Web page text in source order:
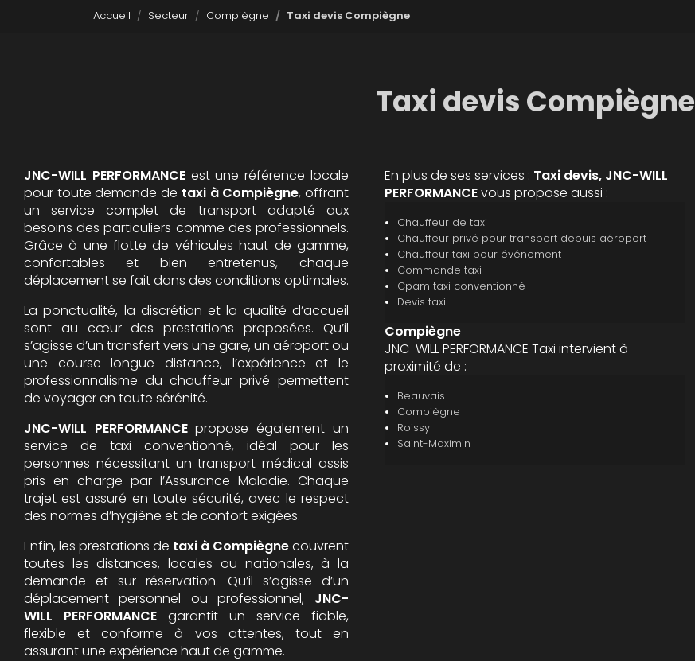
Accueil Secteur Compiègne Taxi devis Compiègne
Taxi devis Compiègne
JNC-WILL PERFORMANCEest une référence locale
pour toute demande de taxi à Compiègne, offrant
un service complet de transport adapté aux
besoins des particuliers comme des professionnels.
Grâce à une flotte de véhicules haut de gamme,
confortables et bien entretenus, chaque
déplacement se fait dans des conditions optimales.
La ponctualité, la discrétion et la qualité d’accueil
sont au cœur des prestations proposées. Qu’il
s’agisse d’un transfert vers une gare, un aéroport ou
une course longue distance, l’expérience et le
professionnalisme du chauffeur privé permettent
de voyager en toute sérénité.
JNC-WILL PERFORMANCEpropose également un
service de taxi conventionné, idéal pour les
personnes nécessitant un transport médical assis
pris en charge par l’Assurance Maladie. Chaque
trajet est assuré en toute sécurité, avec le respect
des normes d’hygiène et de confort exigées.
Enfin, les prestations de taxi à Compiègnecouvrent
toutes les distances, locales ou nationales, à la
demande et sur réservation. Qu’il s’agisse d’un
déplacement personnel ou professionnel, JNC-
WILL PERFORMANCE garantit un service fiable,
flexible et conforme à vos attentes, tout en
assurant une expérience haut de gamme.
En plus de ses services : Taxi devis, JNC-WILL
PERFORMANCEvous propose aussi :
Chauffeur de taxi
Chauffeur privé pour transport depuis aéroport
Chauffeur taxi pour événement
Commande taxi
Cpam taxi conventionné
Devis taxi
Compiègne
JNC-WILL PERFORMANCE Taxi intervient à
proximité de :
Beauvais
Compiègne
Roissy
Saint-Maximin